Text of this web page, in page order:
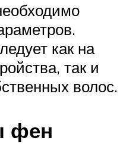
как на
так и
волос.
фен